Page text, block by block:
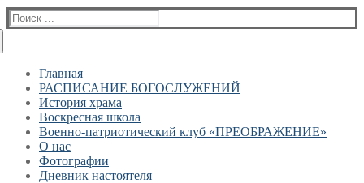
Найти:
Главная
РАСПИСАНИЕ БОГОСЛУЖЕНИЙ
История храма
Воскресная школа
Военно-патриотический клуб «ПРЕОБРАЖЕНИЕ»
О нас
Фотографии
Дневник настоятеля